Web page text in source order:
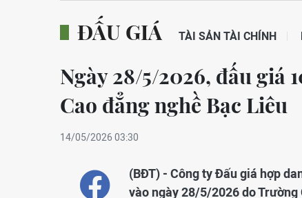
ĐẤU GIÁ TÀI SẢN TÀI CHÍNH
Ngày 28/5/2026, đấu giá
Cao đẳng nghề Bạc Liêu
14/05/2026 03:30
(BĐT) - Công ty Đấu giá hợp
vào ngày 28/5/2026 do Trường